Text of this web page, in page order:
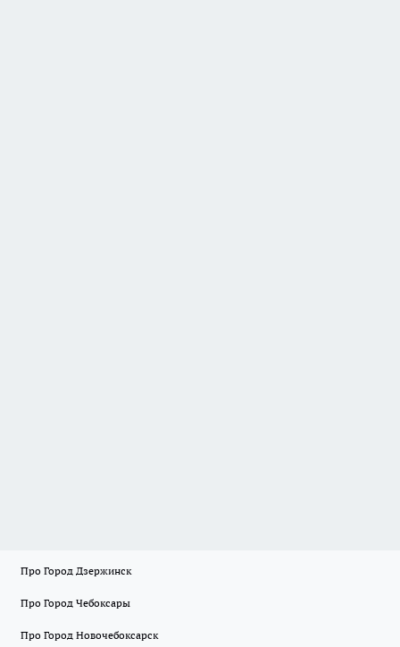
Про Город Дзержинск
Про Город Чебоксары
Про Город Новочебоксарск